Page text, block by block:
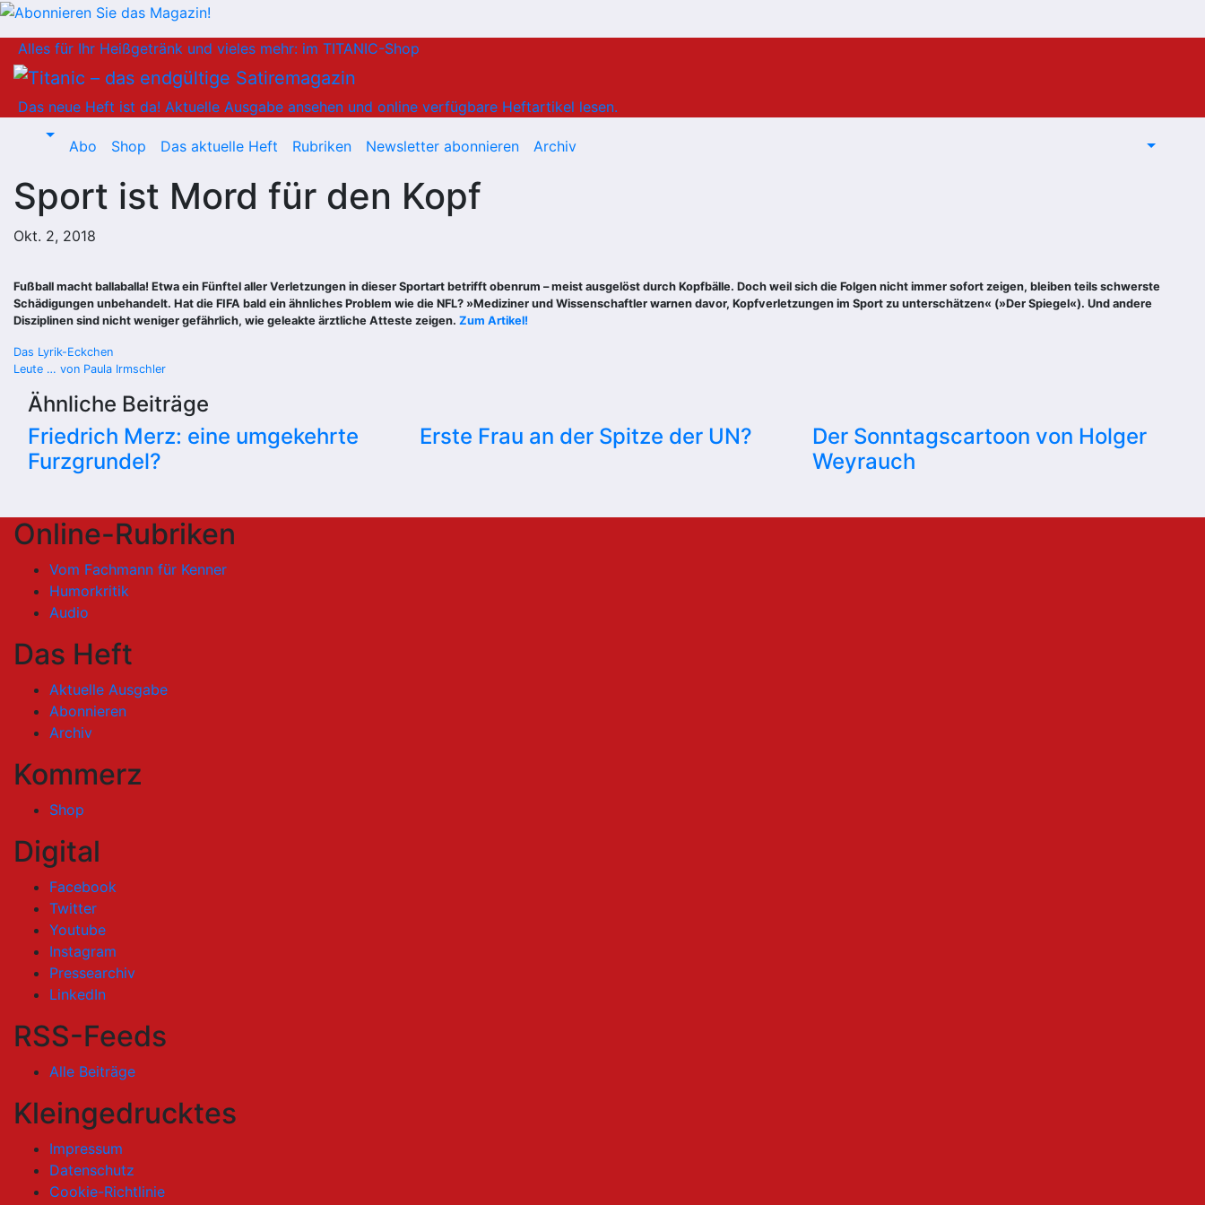
Inhalt
springen
Alles für Ihr Heißgetränk und vieles mehr: im TITANIC-Shop
Das neue Heft ist da! Aktuelle Ausgabe ansehen und online verfügbare Heftartikel lesen.
Abo Shop Das aktuelle Heft Rubriken Newsletter abonnieren Archiv
Sport ist Mord für den Kopf
Okt. 2, 2018
Fußball macht ballaballa! Etwa ein Fünftel aller Verletzungen in dieser Sportart betrifft obenrum – meist ausgelöst durch Kopfbälle. Doch weil sich die Folgen nicht immer sofort zeigen, bleiben teils schwerste
Schädigungen unbehandelt. Hat die FIFA bald ein ähnliches Problem wie die NFL? »Mediziner und Wissenschaftler warnen davor, Kopfverletzungen im Sport zu unterschätzen« (»Der Spiegel«). Und andere
Disziplinen sind nicht weniger gefährlich, wie geleakte ärztliche Atteste zeigen. Zum Artikel!
Beitragsnavigation
Das Lyrik-Eckchen
Leute … von Paula Irmschler
Ähnliche Beiträge
Friedrich Merz: eine umgekehrte
Furzgrundel?
Erste Frau an der Spitze der UN?
Der Sonntagscartoon von Holger
Weyrauch
Online-Rubriken
Vom Fachmann für Kenner
Humorkritik
Audio
Das Heft
Aktuelle Ausgabe
Abonnieren
Archiv
Kommerz
Shop
Digital
Facebook
Twitter
Youtube
Instagram
Pressearchiv
LinkedIn
RSS-Feeds
Alle Beiträge
Kleingedrucktes
Impressum
Datenschutz
Cookie-Richtlinie